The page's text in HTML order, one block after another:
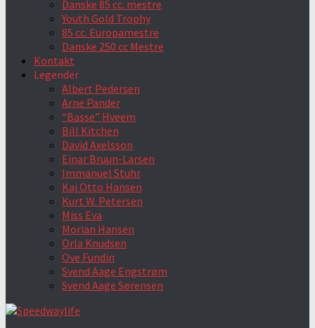
Danske 85 cc. mestre
Youth Gold Trophy
85 cc. Europamestre
Danske 250 cc Mestre
Kontakt
Legender
Albert Pedersen
Arne Pander
“Basse” Hveem
Bill Kitchen
David Axelsson
Einar Bruun-Larsen
Immanuel Stuhr
Kaj Otto Hansen
Kurt W. Petersen
Miss Eva
Morian Hansen
Orla Knudsen
Ove Fundin
Svend Aage Engstrøm
Svend Aage Sørensen